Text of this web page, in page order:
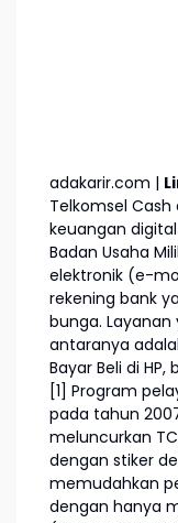
adakarir.com |
Telkomsel
keuangan
Badan Usaha
elektronik (e-
rekening bank
bunga. Layanan
antaranya
Bayar Beli di
[1] Program
pada tahun
meluncurkan
dengan stiker
memudahkan
dengan hanya